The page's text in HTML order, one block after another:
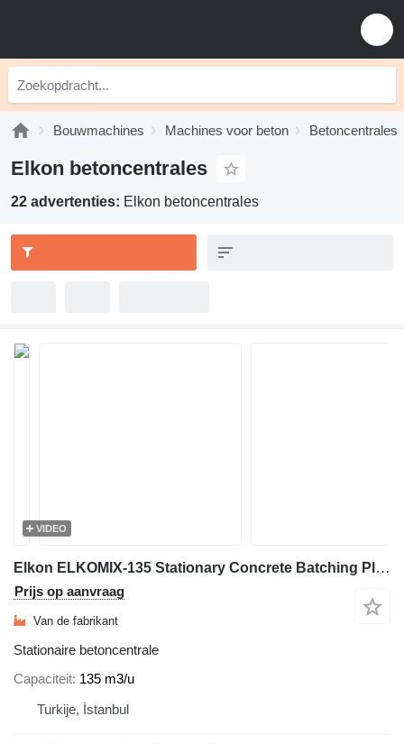
Bouwmachines Machines voor beton Betoncentrales
Elkon betoncentrales
22 advertenties: Elkon betoncentrales
VIDEO
Elkon ELKOMIX-135 Stationary Concrete Batching Plant
Prijs op aanvraag
Van de fabrikant
Stationaire betoncentrale
Capaciteit 135 m3/u
Turkije, İstanbul